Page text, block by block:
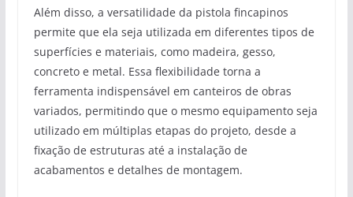
Além disso, a versatilidade da pistola fincapinos
permite que ela seja utilizada em diferentes tipos de
superfícies e materiais, como madeira, gesso,
concreto e metal. Essa flexibilidade torna a
ferramenta indispensável em canteiros de obras
variados, permitindo que o mesmo equipamento seja
utilizado em múltiplas etapas do projeto, desde a
fixação de estruturas até a instalação de
acabamentos e detalhes de montagem.